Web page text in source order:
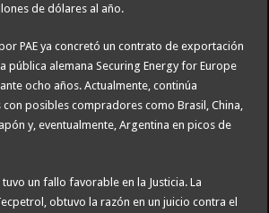
de dólares al año.
PAE ya concretó un contrato de exportación
pública alemana Securing Energy for Europe
ocho años. Actualmente, continúa
posibles compradores como Brasil, China,
y, eventualmente, Argentina en picos de
un fallo favorable en la Justicia. La
obtuvo la razón en un juicio contra el